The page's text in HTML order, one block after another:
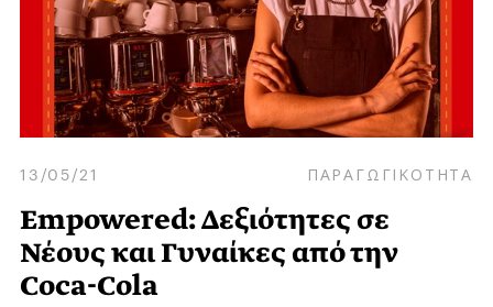
13/05/21 ΠΑΡΑΓΩΓΙΚΟΤΗΤΑ
Empowered: Δεξιότητες σε
Νέους και Γυναίκες από την
Coca-Cola